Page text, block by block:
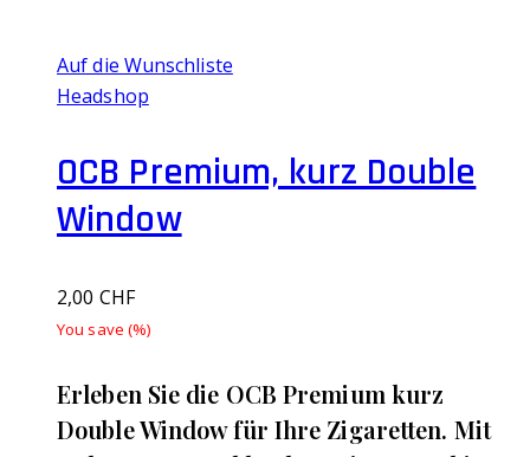
Auf die Wunschliste
Headshop
OCB Premium, kurz Double
Window
2,00 CHF
You save (%)
Erleben Sie die OCB Premium kurz
Double Window für Ihre Zigaretten. Mit